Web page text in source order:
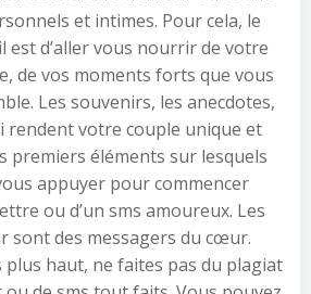
et intimes. Pour cela, le
est d’aller vous nourrir de votre
de vos moments forts que vous
Les souvenirs, les anecdotes,
rendent votre couple unique et
premiers éléments sur lesquels
appuyer pour commencer
ou d’un sms amoureux. Les
sont des messagers du cœur.
plus haut, ne faites pas du plagiat